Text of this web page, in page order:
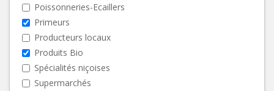
Poissonneries-Ecaillers
Primeurs
Producteurs locaux
Produits Bio
Spécialités niçoises
Supermarchés